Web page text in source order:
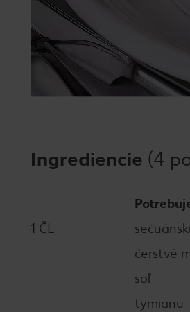
Ingrediencie (4
1 ČL
čerstvé
soľ
tymianu